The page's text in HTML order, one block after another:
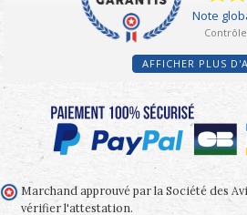
AFFICHER PLUS
Marchand approuvé par la Société des
vérifier l'attestation.